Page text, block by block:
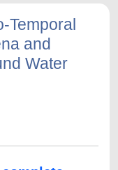
Temporal
and
Water